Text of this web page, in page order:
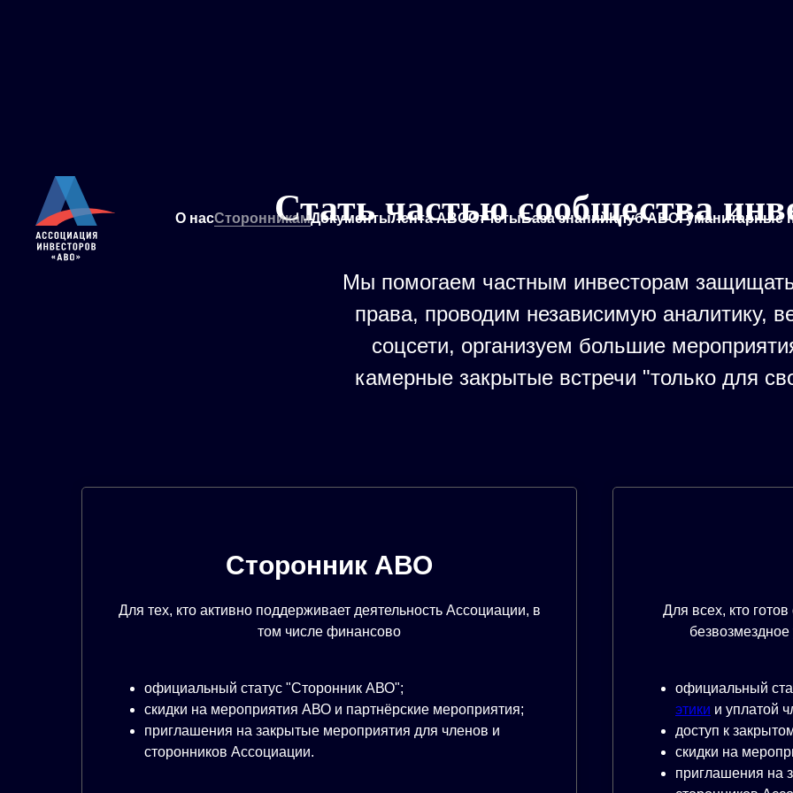
О насСторонникамДокументыЛента АВООтчетыБаза знанийКлуб АВОГуманитарные
Стать частью сообщества
Мы помогаем частным инвесторам
права, проводим независимую аналитику,
соцсети, организуем большие
камерные закрытые встречи "только для
Сторонник АВО
Для тех, кто активно поддерживает деятельность Ассоциации, в
том числе финансово
официальный статус "Сторонник АВО";
скидки на мероприятия АВО и партнёрские мероприятия;
приглашения на закрытые мероприятия для членов и
сторонников Ассоциации.
Для всех, кто
безвозмездное
официальный
этики и уплатой
доступ к
скидки на
приглашения на